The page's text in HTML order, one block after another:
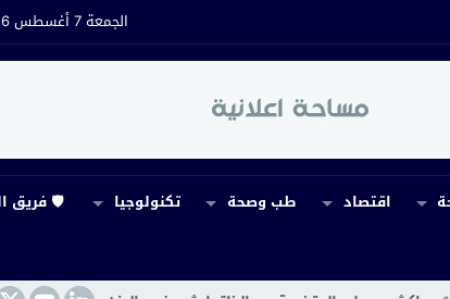
الجمعة 7 أغسطس 2026 - 5:12 صباحًا
اقتصاد طب وصحة تكنولوجيا 🛡️ فريق